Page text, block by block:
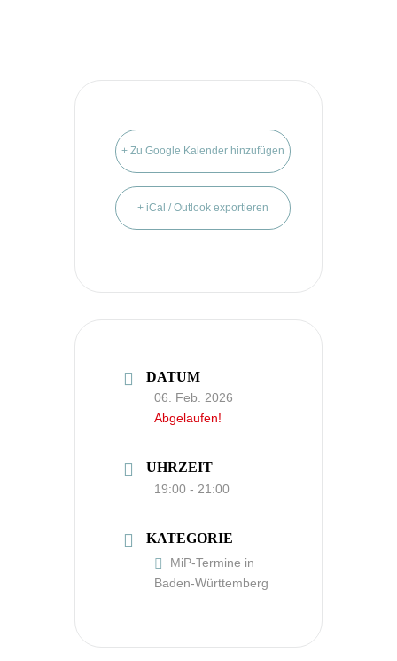
+ Zu Google Kalender hinzufügen
+ iCal / Outlook exportieren
DATUM
06. Feb. 2026
Abgelaufen!
UHRZEIT
19:00 - 21:00
KATEGORIE
MiP-Termine in
Baden-Württemberg